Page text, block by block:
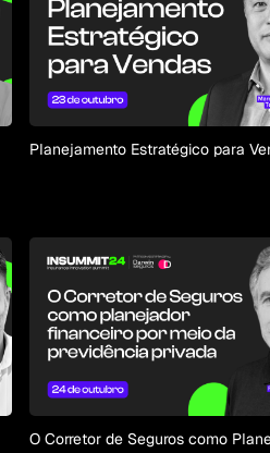
Planejamento Estratégico para
O Corretor de Seguros como